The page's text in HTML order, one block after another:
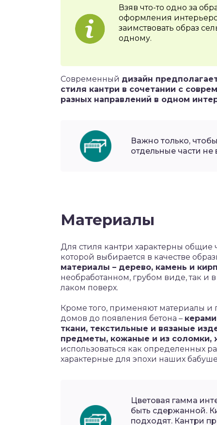
Взяв что-то одно за
оформления
заимствовать образ
одному.
Современный дизайн
стиля кантри в сочетании с
разных направлений в одном
Важно только,
отдельные части
Материалы
Для стиля кантри характерны
которой выбирается в качестве
материалы – дерево, камень и
необработанном, грубом виде, так и
лаком поверх.
Кроме того, применяют материалы и
домов до появления бетона –
ткани, текстильные и вязаные
предметы, кожаные и из соломки,
использоваться как определенных
характерные для эпохи наших
Цветовая гамма
быть сдержанной.
подходят. Кантри